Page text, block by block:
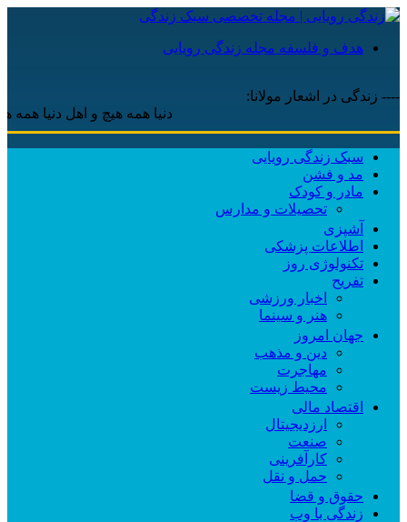
هدف و فلسفه مجله زندگی رویایی
---- زندگی در اشعار مولانا:
دنیا همه هیچ و اهل دنیا همه هیچ
سبک زندگی رویایی
مد و فشن
مادر و کودک
تحصیلات و مدارس
آشپزی
اطلاعات پزشکی
تکنولوژی روز
تفریح
اخبار ورزشی
هنر و سینما
جهان امروز
دین و مذهب
مهاجرت
محیط زیست
اقتصاد مالی
ارزدیجیتال
صنعت
کارآفرینی
حمل و نقل
حقوق و قضا
زندگی با وب